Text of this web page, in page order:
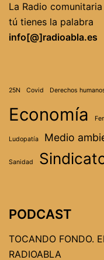
La Radio
tú tienes la palabra
info[@]radioabla.es
25N Covid Derechos
Economía
Ludopatía Medio
Sanidad
PODCAST
TOCANDO FONDO.
RADIOABLA